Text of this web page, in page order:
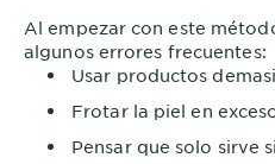
Al empezar con este
algunos errores frecuentes:
Usar productos
Frotar la piel en
Pensar que solo sirve